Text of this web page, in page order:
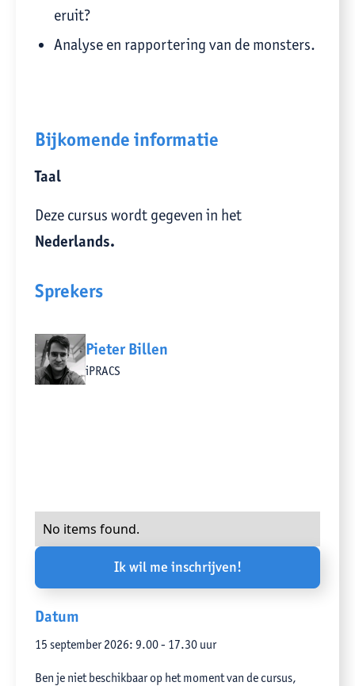
eruit?
Analyse en rapportering van de monsters.
Bijkomende informatie
Taal
Deze cursus wordt gegeven in het
Nederlands.
Sprekers
Pieter Billen
iPRACS
No items found.
Ik wil me inschrijven!
Datum
15 september 2026: 9.00 - 17.30 uur
Ben je niet beschikbaar op het moment van de cursus,